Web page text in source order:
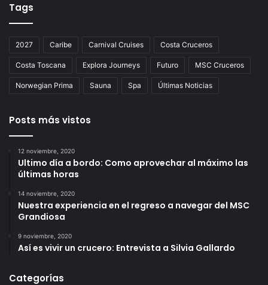
Tags
2027 Caribe Carnival Cruises Costa Cruceros
Costa Toscana Explora Journeys Futuro MSC Cruceros
Norwegian Prima Sauna Spa Últimas Noticias
Posts más vistos
12 noviembre, 2020
Ultimo día a bordo: Como aprovechar al máximo las
últimas horas
14 noviembre, 2020
Nuestra experiencia en el regreso a navegar del MSC
Grandiosa
9 noviembre, 2020
Así es vivir un crucero: Entrevista a Silvia Gallardo
Categorías